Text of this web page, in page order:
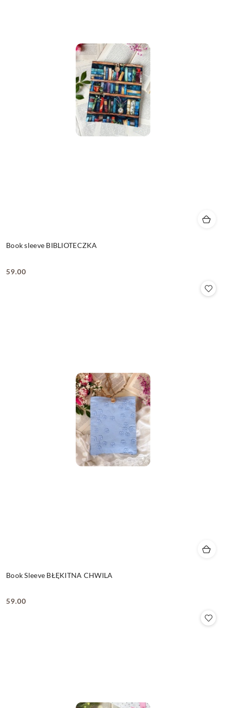
Book sleeve BIBLIOTECZKA
Cena:
59.00
Book Sleeve BŁĘKITNA CHWILA
Cena:
59.00